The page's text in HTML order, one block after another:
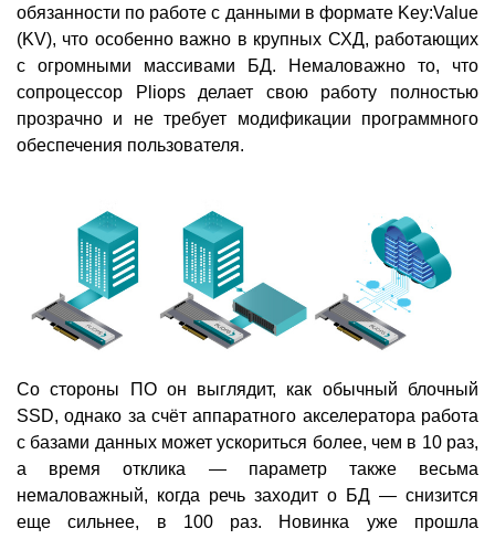
обязанности по работе с данными в формате Key:Value
(KV), что особенно важно в крупных СХД, работающих
с огромными массивами БД. Немаловажно то, что
сопроцессор Pliops делает свою работу полностью
прозрачно и не требует модификации программного
обеспечения пользователя.
Со стороны ПО он выглядит, как обычный блочный
SSD, однако за счёт аппаратного акселератора работа
с базами данных может ускориться более, чем в 10 раз,
а время отклика — параметр также весьма
немаловажный, когда речь заходит о БД — снизится
еще сильнее, в 100 раз. Новинка уже прошла